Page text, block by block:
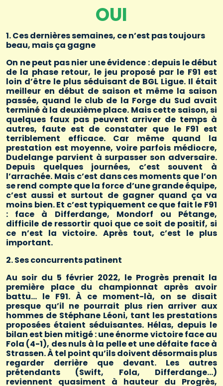
OUI
1. Ces dernières semaines, ce n’est pas toujours
beau, mais ça gagne
On ne peut pas nier une évidence : depuis le début
de la phase retour, le jeu proposé par le F91 est
loin d’être le plus séduisant de BGL Ligue. Il était
meilleur en début de saison et même la saison
passée, quand le club de la Forge du Sud avait
terminé à la deuxième place. Mais cette saison, si
quelques faux pas peuvent arriver de temps à
autres, faute est de constater que le F91 est
terriblement efficace. Car même quand la
prestation est moyenne, voire parfois médiocre,
Dudelange parvient à surpasser son adversaire.
Depuis quelques journées, c’est souvent à
l’arrachée. Mais c’est dans ces moments que l’on
se rend compte que la force d’une grande équipe,
c’est aussi et surtout de gagner quand ça va
moins bien. Et c’est typiquement ce que fait le F91
: face à Differdange, Mondorf ou Pétange,
difficile de ressortir quoi que ce soit de positif, si
ce n’est la victoire. Après tout, c’est le plus
important.
2. Ses concurrents patinent
Au soir du 5 février 2022, le Progrès prenait la
première place du championnat après avoir
battu… le F91. À ce moment-là, on se disait
presque qu’il ne pourrait plus rien arriver aux
hommes de Stéphane Léoni, tant les prestations
proposées étaient séduisantes. Hélas, depuis le
bilan est bien mitigé : une énorme victoire face au
Fola (4-1), des nuls à la pelle et une défaite face à
Strassen. À tel point qu’ils doivent désormais plus
regarder derrière que devant. Les autres
prétendants (Swift, Fola, Differdange…)
reviennent quasiment à hauteur du Progrès,